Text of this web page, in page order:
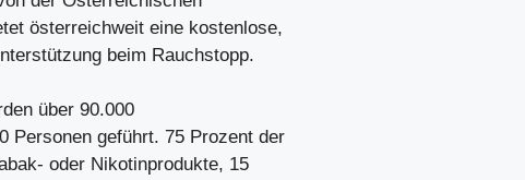
österreichweit eine kostenlose,
beim Rauchstopp.
über 90.000
Personen geführt. 75 Prozent der
oder Nikotinprodukte, 15